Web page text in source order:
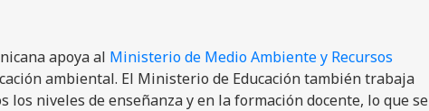
apoya al Ministerio de Medio Ambiente y Recursos
ambiental. El Ministerio de Educación también trabaja
niveles de enseñanza y en la formación docente, lo que se